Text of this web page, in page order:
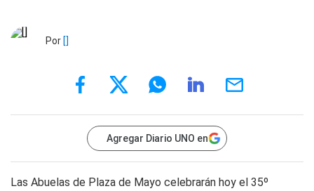
Por []
Agregar Diario UNO en
Las Abuelas de Plaza de Mayo celebrarán hoy el 35º